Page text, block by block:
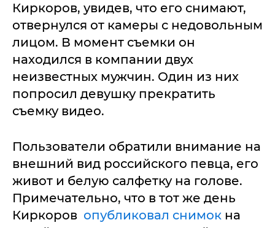
Киркоров, увидев, что его снимают,
отвернулся от камеры с недовольным
лицом. В момент съемки он
находился в компании двух
неизвестных мужчин. Один из них
попросил девушку прекратить
съемку видео.
Пользователи обратили внимание на
внешний вид российского певца, его
живот и белую салфетку на голове.
Примечательно, что в тот же день
Киркоров опубликовал снимок на